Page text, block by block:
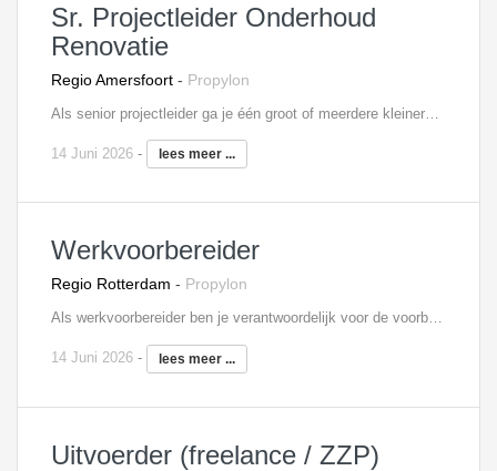
Sr. Projectleider Onderhoud
Renovatie
Regio Amersfoort - Propylon
14 Juni 2026 - lees meer ...
Werkvoorbereider
Regio Rotterdam - Propylon
Als werkvoorbereider ben je verantwoordelijk voor de voorbereiding en de begeleiding van één of meerdere bouwprojecten. Je bent medeverantwoordelijk voor het behalen van de vooraf gestelde doelstellingen. Om deze doelstellingen te behalen stel je planningen en inkoopopdrachten op en zorg je voor de complete technische werkvoorbereiding. Je beoordeelt eveneens leveranciers en zorgt ervoor dat de gegevens voor de financiële bewaking en de afhandeling van projecten kloppen. Ook het signaleren en berekenen van meer- en minderwerk behoort tot jouw verantwoordelijkheden. Tot slot controleer, registreer en distribueer je documenten.
14 Juni 2026 - lees meer ...
Uitvoerder (freelance / ZZP)